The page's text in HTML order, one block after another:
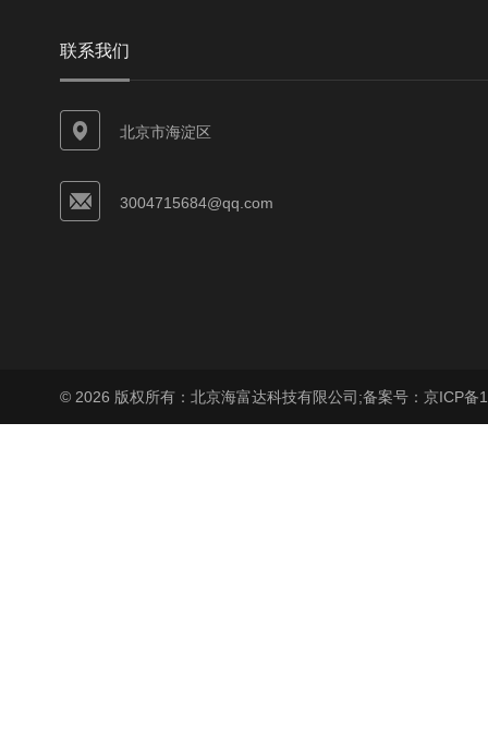
联系我们
北京市海淀区
3004715684@qq.com
© 2026 版权所有：北京海富达科技有限公司;备案号：京ICP备